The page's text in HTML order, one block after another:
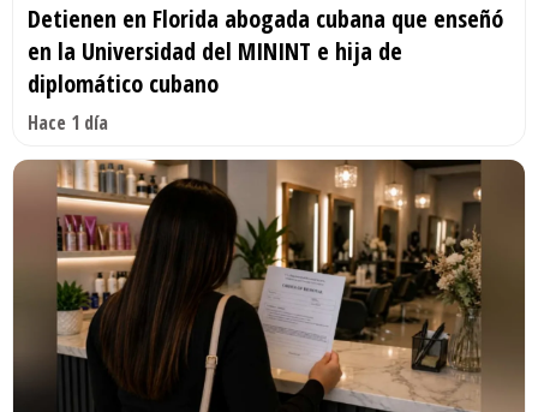
Detienen en Florida abogada cubana que enseñó
en la Universidad del MININT e hija de
diplomático cubano
Hace 1 día